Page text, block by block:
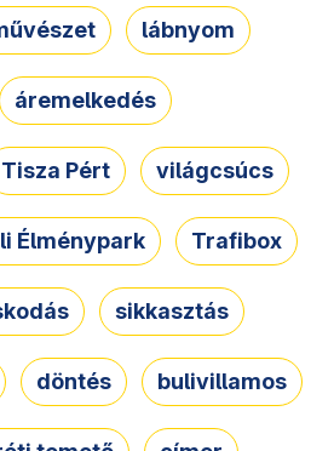
lábnyom
áremelkedés
Tisza Pért világcsúcs
Élménypark Trafibox
sikkasztás
döntés bulivillamos